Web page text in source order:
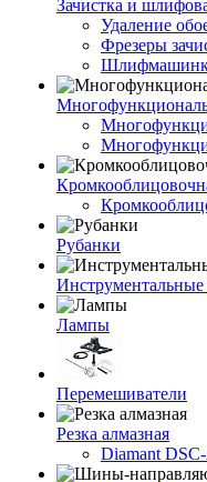
Зачистка и
Удаление
Фрезеры
Рубанки
Лампы
Перемешиватели
Резка алмазная
Diamant